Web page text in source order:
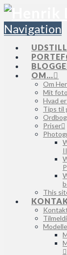
Navigation
OM…
Om
Mit
Hvad
Tips til
Priser
This